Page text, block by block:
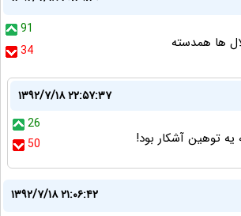
91
34
ها همدسته
۱۳۹۲/۷/۱۸ ۲۲:۵۷:۳۷
26
50
توهین آشکار بود!
۱۳۹۲/۷/۱۸ ۲۱:۰۶:۴۲